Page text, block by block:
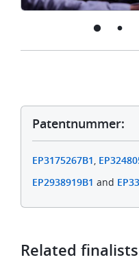
Patentnummer:
EP3175267B1,
EP2938919B1 and
Related finalists